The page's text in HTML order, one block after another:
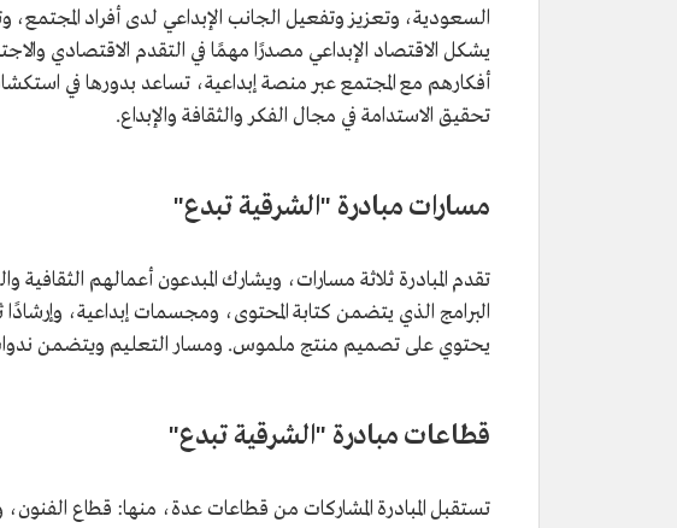
السعودية، وتعزيز وتفعيل الجانب الإبداعي لدى أفراد المجتمع،
يشكل الاقتصاد الإبداعي مصدرًا مهمًا في التقدم الاقتصادي
أفكارهم مع المجتمع عبر منصة إبداعية، تساعد بدورها في
تحقيق الاستدامة في مجال الفكر والثقافة والإبداع.
مسارات مبادرة "الشرقية تبدع"
تقدم المبادرة ثلاثة مسارات، ويشارك المبدعون أعمالهم الثقافية
البرامج الذي يتضمن كتابة المحتوى، ومجسمات إبداعية،
يحتوي على تصميم منتج ملموس. ومسار التعليم ويتضمن
قطاعات مبادرة "الشرقية تبدع"
تستقبل المبادرة المشاركات من قطاعات عدة، منها: قطاع الفنون،